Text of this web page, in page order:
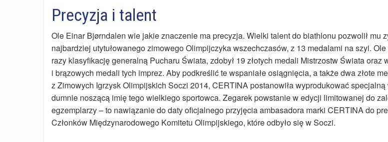
Precyzja i talent
Ole Einar Bjørndalen wie jakie znaczenie ma precyzja. Wielki talent do biathlonu pozwolił mu
najbardziej utytułowanego zimowego Olimpijczyka wszechczasów, z 13 medalami na szyi. Ole
razy klasyfikację generalną Pucharu Świata, zdobył 19 złotych medali Mistrzostw Świata oraz
i brązowych medali tych imprez. Aby podkreślić te wspaniałe osiągnięcia, a także dwa złote
z Zimowych Igrzysk Olimpijskich Soczi 2014, CERTINA postanowiła wyprodukować
dumnie noszącą imię tego wielkiego sportowca. Zegarek powstanie w edycji limitowanej do
egzemplarzy – to nawiązanie do daty oficjalnego przyjęcia ambasadora marki CERTINA do
Członków Międzynarodowego Komitetu Olimpijskiego, które odbyło się w Soczi.